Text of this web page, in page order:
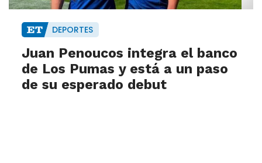
DEPORTES
Juan Penoucos integra el banco
de Los Pumas y está a un paso
de su esperado debut